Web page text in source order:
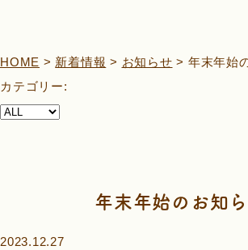
HOME > 新着情報 > お知らせ > 年末年始
カテゴリー:
年末年始のお知
2023.12.27